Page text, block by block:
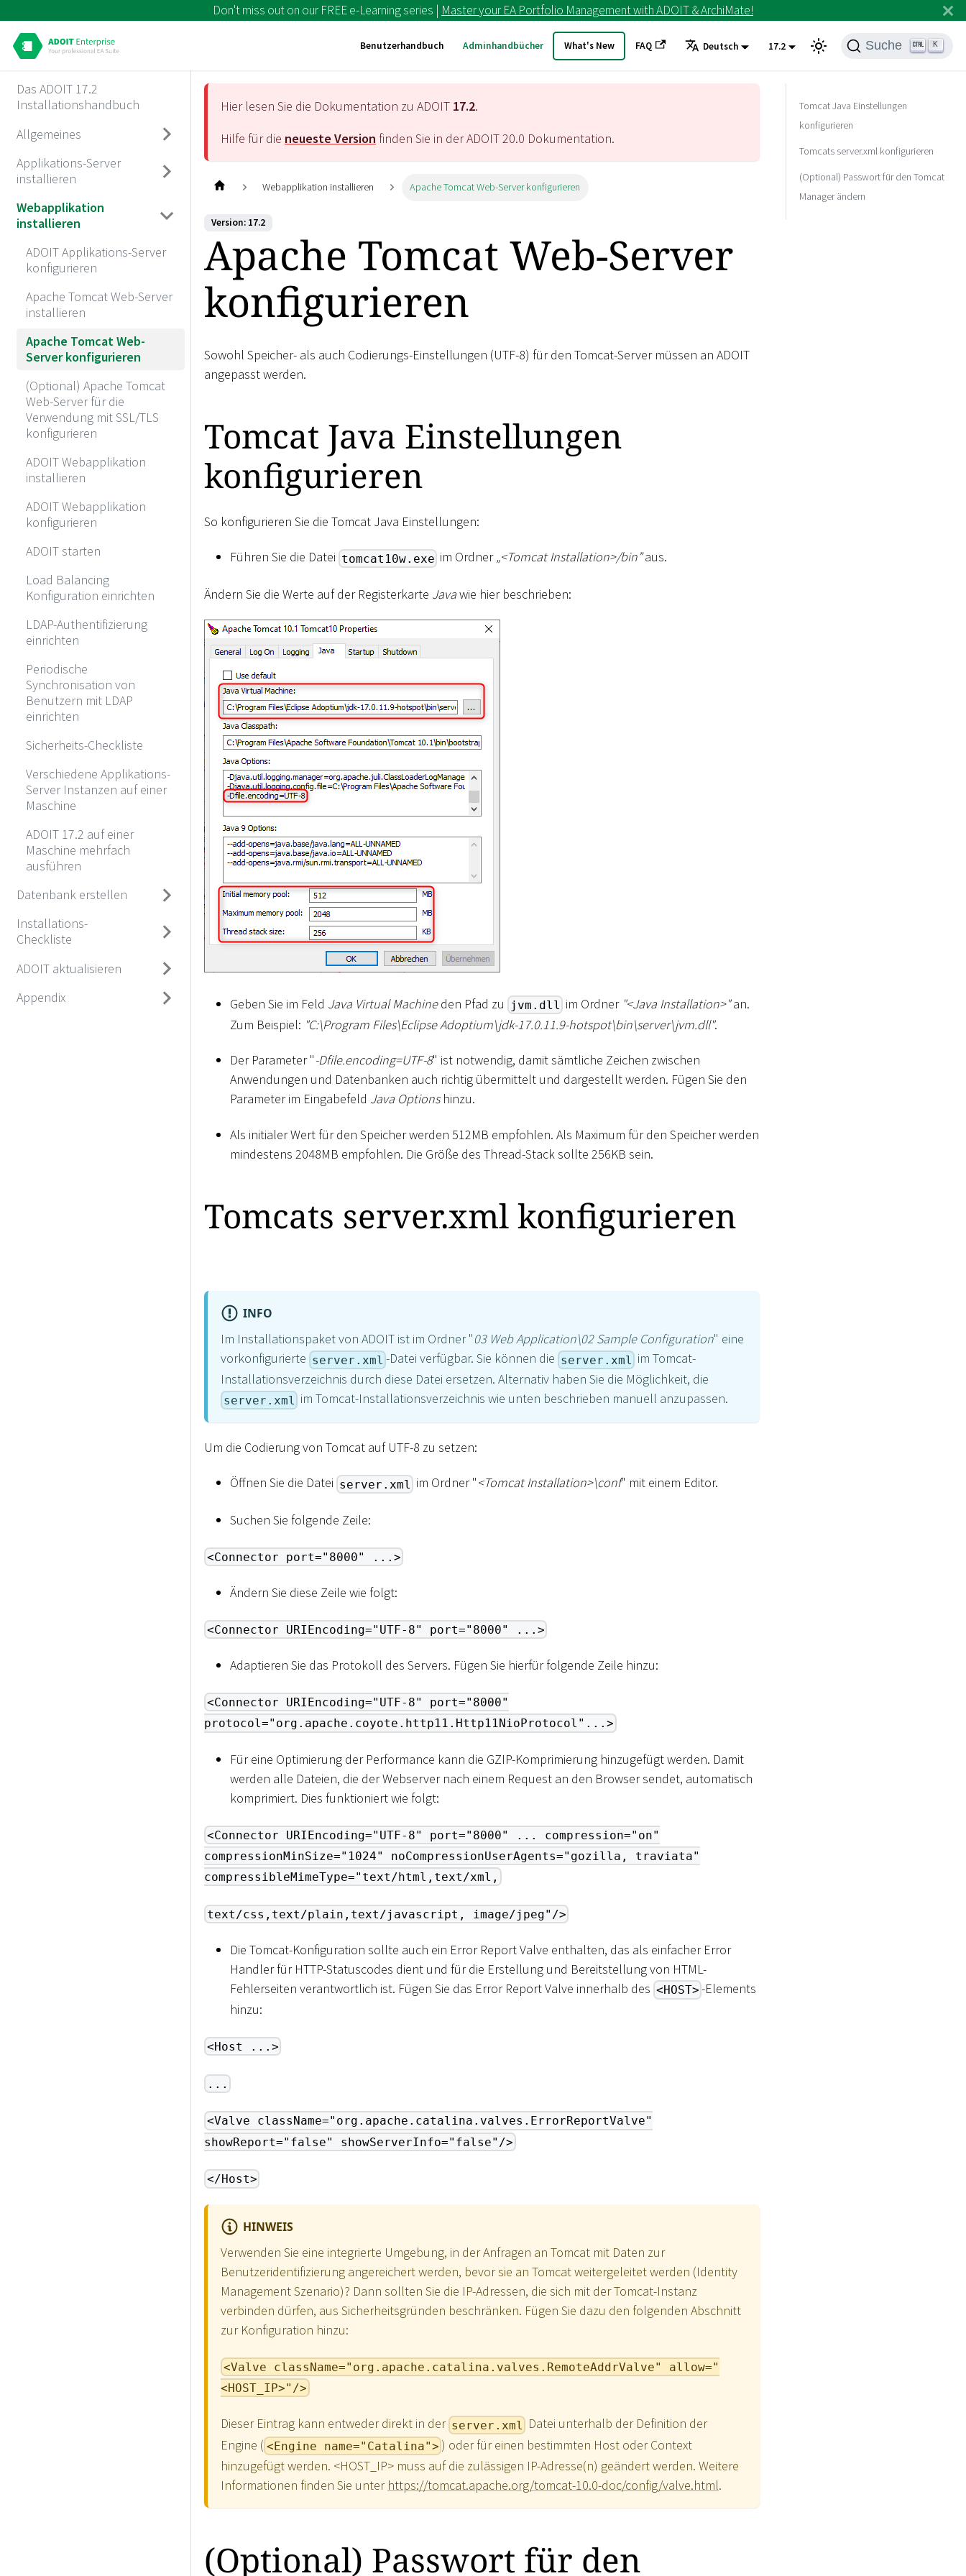
Don't miss out on our FREE e-Learning series | Master your EA Portfolio Management with ADOIT & ArchiMate!
Benutzerhandbuch Adminhandbücher What's New FAQ Deutsch 17.2 Suche K
Das ADOIT 17.2
Installationshandbuch
Allgemeines
Applikations-Server
installieren
Webapplikation
installieren
ADOIT Applikations-Server
konfigurieren
Apache Tomcat Web-Server
installieren
Apache Tomcat Web-
Server konfigurieren
(Optional) Apache Tomcat
Web-Server für die
Verwendung mit SSL/TLS
konfigurieren
ADOIT Webapplikation
installieren
ADOIT Webapplikation
konfigurieren
ADOIT starten
Load Balancing
Konfiguration einrichten
LDAP-Authentifizierung
einrichten
Periodische
Synchronisation von
Benutzern mit LDAP
einrichten
Sicherheits-Checkliste
Verschiedene Applikations-
Server Instanzen auf einer
Maschine
ADOIT 17.2 auf einer
Maschine mehrfach
ausführen
Datenbank erstellen
Installations-
Checkliste
ADOIT aktualisieren
Appendix
Hier lesen Sie die Dokumentation zu ADOIT 17.2.
Hilfe für die neueste Version finden Sie in der ADOIT20.0 Dokumentation.
Webapplikation installieren Apache Tomcat Web-Server konfigurieren
Version: 17.2
Apache Tomcat Web-Server
konfigurieren
Sowohl Speicher- als auch Codierungs-Einstellungen (UTF-8) für den Tomcat-Server müssen an ADOIT
angepasst werden.
Tomcat Java Einstellungen
konfigurieren
So konfigurieren Sie die Tomcat Java Einstellungen:
Führen Sie die Datei tomcat10w.exe im Ordner„<Tomcat Installation>/bin”aus.
Ändern Sie die Werte auf der Registerkarte Javawie hier beschrieben:
Geben Sie im Feld Java Virtual Machineden Pfad zu jvm.dll im Ordner "<Java Installation>"an.
Zum Beispiel: "C:\Program Files\Eclipse Adoptium\jdk-17.0.11.9-hotspot\bin\server\jvm.dll".
Der Parameter "-Dfile.encoding=UTF-8" ist notwendig, damit sämtliche Zeichen zwischen
Anwendungen und Datenbanken auch richtig übermittelt und dargestellt werden. Fügen Sie den
Parameter im Eingabefeld Java Optionshinzu.
Als initialer Wert für den Speicher werden 512MB empfohlen. Als Maximum für den Speicher werden
mindestens 2048MB empfohlen. Die Größe des Thread-Stack sollte 256KB sein.
Tomcats server.xml konfigurieren
INFO
Im Installationspaket von ADOIT ist im Ordner "03 Web Application\02 Sample Configuration" eine
vorkonfigurierte server.xml -Datei verfügbar. Sie können die server.xml
im Tomcat-
Installationsverzeichnis durch diese Datei ersetzen. Alternativ haben Sie die Möglichkeit, die
server.xml im Tomcat-Installationsverzeichnis wie unten beschrieben manuell anzupassen.
Um die Codierung von Tomcat auf UTF-8 zu setzen:
Öffnen Sie die Datei server.xml im Ordner "<Tomcat Installation>\conf" mit einem Editor.
Suchen Sie folgende Zeile:
<Connector port="8000" ...>
Ändern Sie diese Zeile wie folgt:
<Connector URIEncoding="UTF-8" port="8000" ...>
Adaptieren Sie das Protokoll des Servers. Fügen Sie hierfür folgende Zeile hinzu:
<Connector URIEncoding="UTF-8" port="8000"
protocol="org.apache.coyote.http11.Http11NioProtocol"...>
Für eine Optimierung der Performance kann die GZIP-Komprimierung hinzugefügt werden. Damit
werden alle Dateien, die der Webserver nach einem Request an den Browser sendet, automatisch
komprimiert. Dies funktioniert wie folgt:
<Connector URIEncoding="UTF-8" port="8000" ... compression="on"
compressionMinSize="1024" noCompressionUserAgents="gozilla, traviata"
compressibleMimeType="text/html,text/xml,
text/css,text/plain,text/javascript, image/jpeg"/>
Die Tomcat-Konfiguration sollte auch ein Error Report Valve enthalten, das als einfacher Error
Handler für HTTP-Statuscodes dient und für die Erstellung und Bereitstellung von HTML-
Fehlerseiten verantwortlich ist. Fügen Sie das Error Report Valve innerhalb des <HOST> -Elements
hinzu:
<Host ...>
...
<Valve className="org.apache.catalina.valves.ErrorReportValve"
showReport="false" showServerInfo="false"/>
</Host>
HINWEIS
Verwenden Sie eine integrierte Umgebung, in der Anfragen an Tomcat mit Daten zur
Benutzeridentifizierung angereichert werden, bevor sie an Tomcat weitergeleitet werden (Identity
Management Szenario)? Dann sollten Sie die IP-Adressen, die sich mit der Tomcat-Instanz
verbinden dürfen, aus Sicherheitsgründen beschränken. Fügen Sie dazu den folgenden Abschnitt
zur Konfiguration hinzu:
<Valve className="org.apache.catalina.valves.RemoteAddrValve" allow="
<HOST_IP>"/>
Dieser Eintrag kann entweder direkt in der server.xml
Datei unterhalb der Definition der
Engine ( <Engine name="Catalina"> ) oder für einen bestimmten Host oder Context
hinzugefügt werden. <HOST_IP> muss auf die zulässigen IP-Adresse(n) geändert werden. Weitere
Informationen finden Sie unter https://tomcat.apache.org/tomcat-10.0-doc/config/valve.html.
(Optional) Passwort für den
Tomcat Java Einstellungen
konfigurieren
Tomcats server.xml konfigurieren
(Optional) Passwort für den Tomcat
Manager ändern